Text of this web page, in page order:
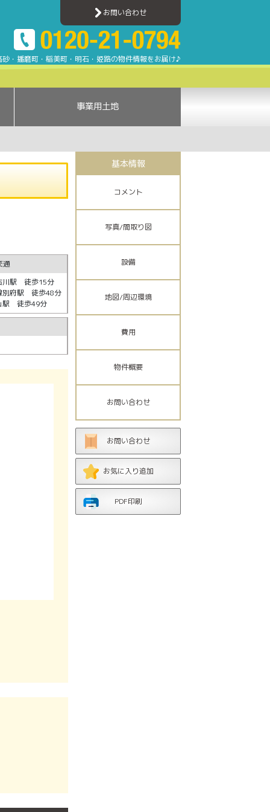
ビ | 加古川・高砂・姫路・明石エリアのアパート・マンション・一戸建て・
お問い合わせ
砂・播磨町・稲美町・明石・姫路の物件情報をお届け♪
事業用土地
通
川駅 徒歩15分
別府駅 徒歩48分
駅 徒歩49分
基本情報
コメント
写真/間取り図
設備
地図/周辺環境
費用
物件概要
お問い合わせ
お問い合わせ
お気に入り追加
PDF印刷